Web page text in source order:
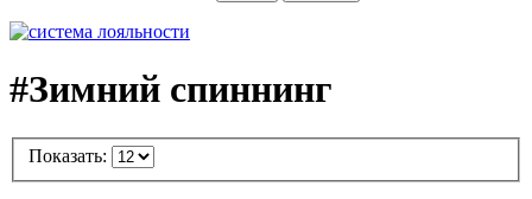
#Зимний спиннинг
Показать: